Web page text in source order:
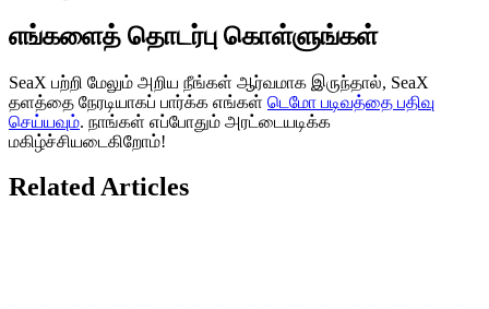
எங்களைத் தொடர்பு கொள்ளுங்கள்
SeaX பற்றி மேலும் அறிய நீங்கள் ஆர்வமாக இருந்தால், SeaX
தளத்தை நேரடியாகப் பார்க்க எங்கள் டெமோ படிவத்தை பதிவு
செய்யவும். நாங்கள் எப்போதும் அரட்டையடிக்க
மகிழ்ச்சியடைகிறோம்!
Related Articles